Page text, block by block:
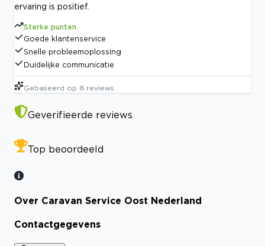
ervaring is positief.
Sterke punten
Goede klantenservice
Snelle probleemoplossing
Duidelijke communicatie
Gebaseerd op 8 reviews
Geverifieerde reviews
Top beoordeeld
Over Caravan Service Oost Nederland
Contactgegevens